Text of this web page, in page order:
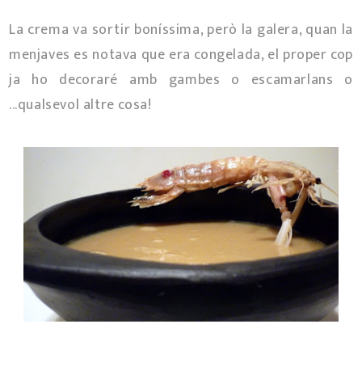
La crema va sortir boníssima, però la galera, quan la
menjaves es notava que era congelada, el proper cop
ja ho decoraré amb gambes o escamarlans o
...qualsevol altre cosa!